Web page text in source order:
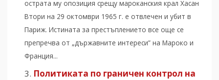
острата му опозиция срещу мароканския крал Хасан
Втори на 29 октомври 1965 г. е отвлечен и убит в
Париж. Истината за престъплението все още се
препречва от „държавните интереси” на Мароко и
Франция...
Политиката по граничен контрол на